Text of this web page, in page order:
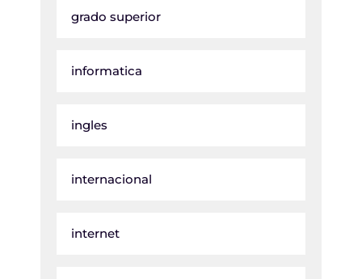
grado superior
informatica
ingles
internacional
internet